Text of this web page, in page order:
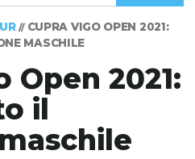
// CUPRA VIGO OPEN 2021:
MASCHILE
Open 2021:
il